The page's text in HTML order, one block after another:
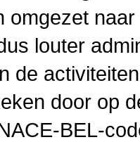
omgezet
louter
de
door op
BEL-